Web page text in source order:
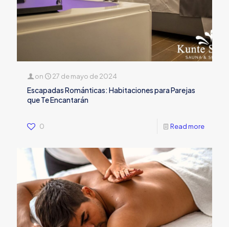
on 27 de mayo de 2024
Escapadas Románticas: Habitaciones para Parejas
que Te Encantarán
0 Read more